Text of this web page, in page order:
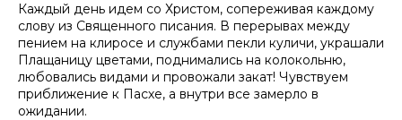
Каждый день идем со Христом, сопереживая каждому
слову из Священного писания. В перерывах между
пением на клиросе и службами пекли куличи, украшали
Плащаницу цветами, поднимались на колокольню,
любовались видами и провожали закат! Чувствуем
приближение к Пасхе, а внутри все замерло в
ожидании.